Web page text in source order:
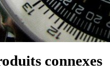
connexes